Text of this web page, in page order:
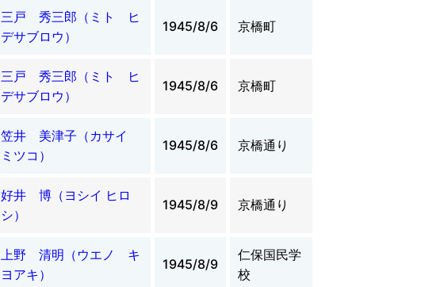
三戸 秀三郎（ミト ヒ
デサブロウ）
1945/8/6 京橋町
三戸 秀三郎（ミト ヒ
デサブロウ）
1945/8/6 京橋町
笠井 美津子（カサイ
ミツコ）
1945/8/6 京橋通り
好井 博（ヨシイ ヒロ
シ）
1945/8/9 京橋通り
上野 清明（ウエノ キ
ヨアキ）
1945/8/9
仁保国民学
校